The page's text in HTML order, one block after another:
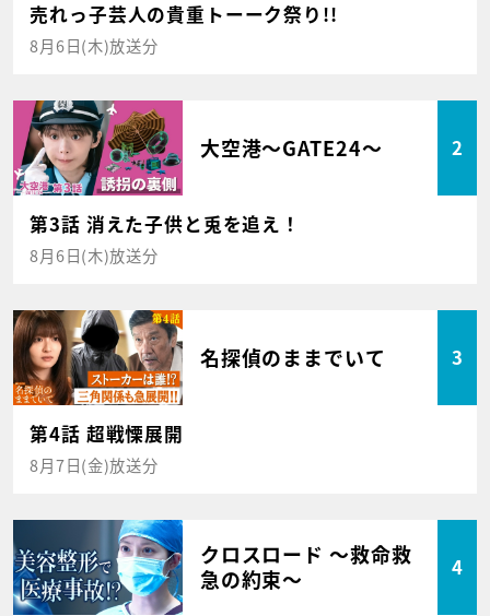
売れっ子芸人の貴重トーーク祭り!!
8月6日(木)放送分
大空港～GATE24～ 2
第3話 消えた子供と兎を追え！
8月6日(木)放送分
名探偵のままでいて 3
第4話 超戦慄展開
8月7日(金)放送分
クロスロード ～救命救
急の約束～
4